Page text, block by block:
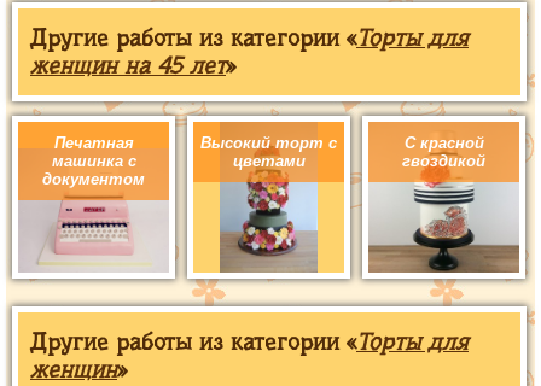
Другие работы из категории «Торты для
женщин на 45 лет»
Печатная
машинка с
документом
Высокий торт с
цветами
С красной
гвоздикой
Другие работы из категории «Торты для
женщин»